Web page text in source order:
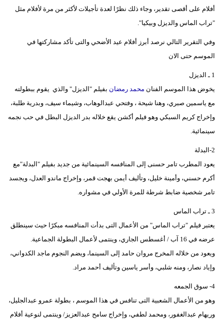
أفلام على أقصى تقدير، وجاء ذلك نظرًا لعدة تأجيلات لأكثر من مرة لأفلام مثل
"تراب الماس والديزل وبيكيا".
وفي التقرير التالي نرصد أبرز أفلام عيد الأضحي والتى تأكد مشاركتها في
الموسم حتى الان
1 ـ الديزل
يخوض هذا الموسم الفنان محمد رمضان بفيلم "الديزل" والذي يقوم ببطولته
مع ياسمين صبري، وهنا شيحة ، وفتحي عبدالوهاب، وشيماء سيف، وبدرية طلبة،
وإخراج كريم السبكي وهو فيلم أكشن يقع خلاله بدر الديزل البطل في حب نجمه
سينمائية.
2-البدلة
يعود المطرب تامر حسنى إلى المنافسه السينمائية من جديد بفيلم "البدلة"مع
أكرم حسني، وأمينة خليل، وتأليف أيمن بهجت قمر، وإخراج ماندو العدل، ويجسد
تامر شخصية ضابط شرطة للمرة الأولي في مشواره.
3 ـ تراب الماس
يعتبر فيلم "تراب الماس" من الأعمال التى بدأت المنافسه مبكرًا حيث سينطلق
عرضه في 16 آب / أغسطس الجاري، وينتمى لأعمال البطولة الجماعية.
ويعود من خلاله المخرج مروان حامد إلى السينما، ويضم النجوم ماجد الكدواني،
وإياد نصار، ومنه شلبي، وأسر ياسين وتأليف أحمد مراد.
4- سوق الجمعه
وهو من الأعمال الشعبية التى تنافس في هذا الموسم ، بطولة عمرو عبدالجليل،
وريهام عبدالغفور، ومحمد لطفي، وإخراج سامح عبدالعزيز/ وينتمى لنوعية أفلام